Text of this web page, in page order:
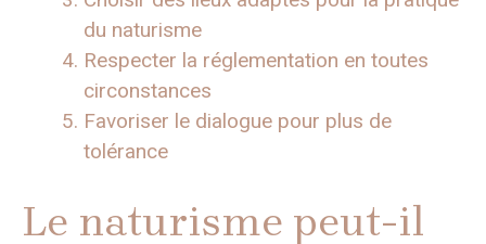
du naturisme
Respecter la réglementation en toutes
circonstances
Favoriser le dialogue pour plus de
tolérance
Le naturisme peut-il